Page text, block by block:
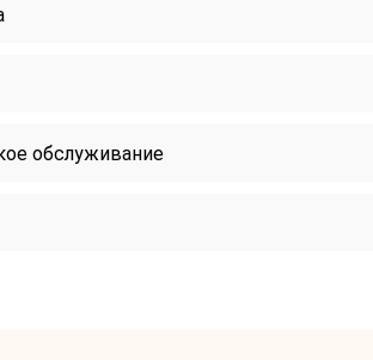
обслуживание